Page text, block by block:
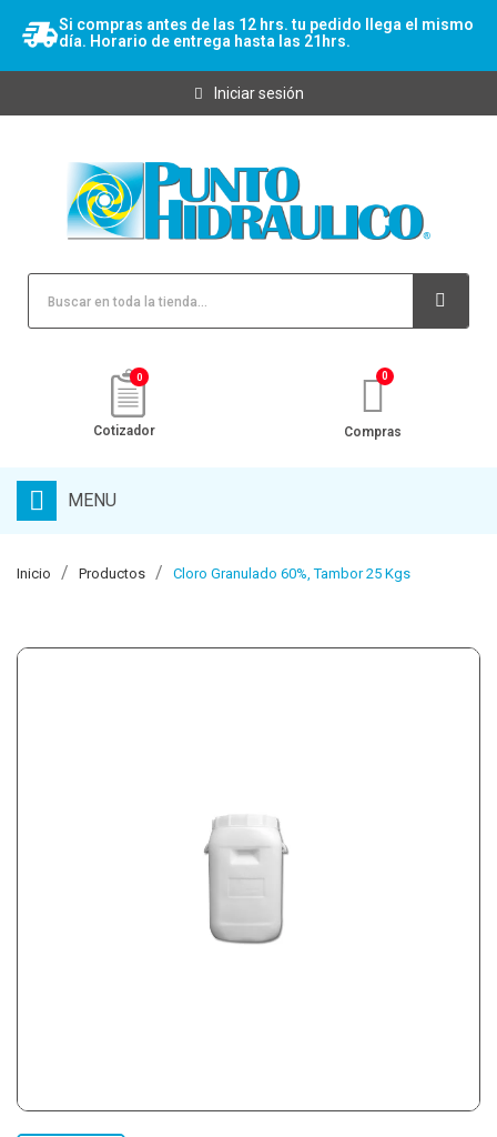
Si compras antes de las 12 hrs. tu pedido llega el mismo
día. Horario de entrega hasta las 21hrs.
Iniciar sesión
0
Cotizador Compras
MENU
Inicio Productos Cloro Granulado 60%, Tambor 25 Kgs